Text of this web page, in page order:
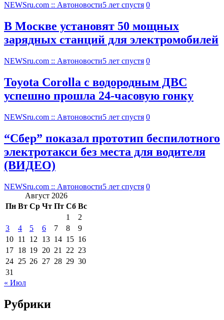
NEWSru.com :: Автоновости5 лет спустя 0
В Москве установят 50 мощных
зарядных станций для электромобилей
NEWSru.com :: Автоновости5 лет спустя 0
Toyota Corolla с водородным ДВС
успешно прошла 24-часовую гонку
NEWSru.com :: Автоновости5 лет спустя 0
“Сбер” показал прототип беспилотного
электротакси без места для водителя
(ВИДЕО)
NEWSru.com :: Автоновости5 лет спустя 0
Август 2026
Пн Вт Ср Чт Пт Сб Вс
1
2
3
4 5 6 7 8
9
10 11 12 13 14 15 16
17 18 19 20 21 22 23
24 25 26 27 28 29 30
31
« Июл
Рубрики